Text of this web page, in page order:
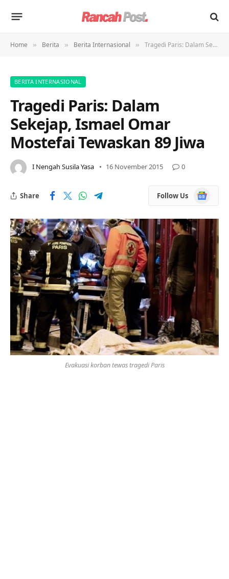
Home » Berita » Berita Internasional » Tragedi Paris: Dalam Sekejap, Ismael Omar Mostefai Tewaskan 89 Jiwa
BERITA INTERNASIONAL
Tragedi Paris: Dalam
Sekejap, Ismael Omar
Mostefai Tewaskan 89 Jiwa
I Nengah Susila Yasa 16 November 2015 0
Share Follow Us
Google
News
Evakuasi korban tewas tragedi Paris